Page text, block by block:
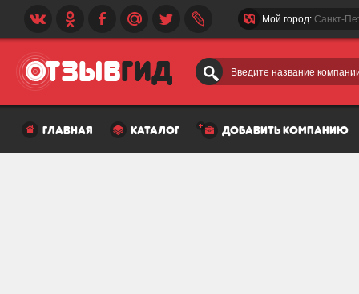
Введите название
Мой город: Санкт-
главная каталог добавить компанию